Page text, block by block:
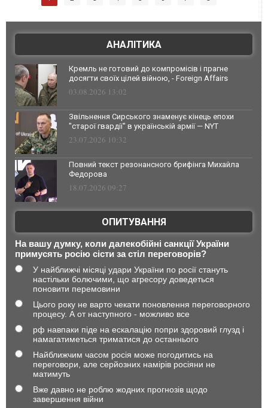
АНАЛІТИКА
Кремль не готовий до компромісів і прагне
досягти своїх цілей війною, - Foreign Affairs
03.08.2026 13:02
Звільнення Сирського знаменує кінець епохи
"старої гвардії" в українській армії — NYT
23.07.2026 10:32
Повний текст резонансного брифінга Михайла
Федорова
18.07.2026 09:27
ОПИТУВАННЯ
На вашу думку, коли далекобійні санкції України
примусять росію сісти за стіл переговорів?
У найближчі місяці удари України по росії стануть
настільки болючими, що агресору доведеться
поновити перемовини
Цього року не варто чекати поновлення переговорного
процесу. А от наступного - можливо все
рф навпаки піде на ескалацію попри здоровий глузд і
намагатиметься триматися до останнього
Найближчим часом росія може погодитись на
переговори, але серйозних намірів росіяни не
матимуть
Вже давно не роблю жодних прогнозів щодо
завершення війни